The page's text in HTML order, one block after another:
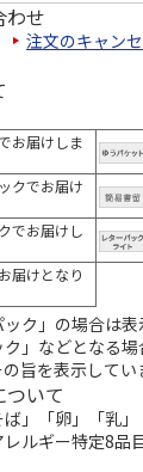
わせ
注文のキャン
お届けしま
クでお届け
でお届けし
届けとなり
ク」の場合は
」などとなる
旨を表示してい
いて
」「卵」「乳
ルギー特定8品